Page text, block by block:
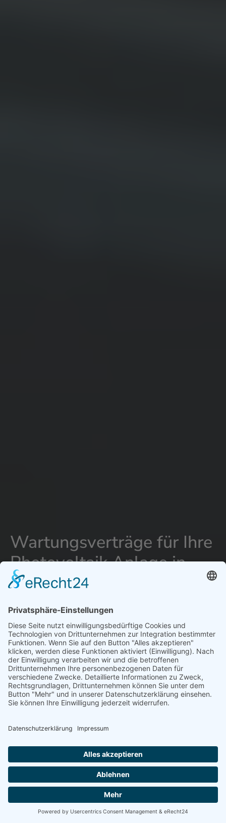
Wartungsverträge für Ihre
Photovoltaik Anlage in
Königsbrunn -
Energetische Sanierung
Bayern
Vom Basisschutz bis hin zur Live-
Überwachung
Willkommen bei Energetische Sanierung Bayern!
Schützen und optimieren Sie Ihre Photovoltaikanlage
mit unseren maßgeschneiderten Wartungsverträgen.
Wir bieten Ihnen drei unterschiedliche Wartungspakete,
der grundlegenden Sicherheit bis hin zur umfassenden
100% kostenloses Erstgespräch